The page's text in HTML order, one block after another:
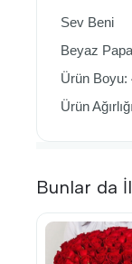
Sev Beni
Beyaz
Ürün Boyu:
Ürün
Bunlar da